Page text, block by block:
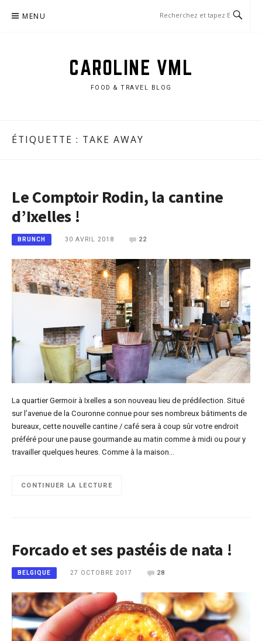
MENU
CAROLINE VML
FOOD & TRAVEL BLOG
ÉTIQUETTE : TAKE AWAY
Le Comptoir Rodin, la cantine
d’Ixelles !
BRUNCH 30 AVRIL 2018 22
La quartier Germoir à Ixelles a son nouveau lieu de prédilection. Situé
sur l’avenue de la Couronne connue pour ses nombreux bâtiments de
bureaux, cette nouvelle cantine / café sera à coup sûr votre endroit
préféré pour une pause gourmande au matin comme à midi ou pour y
travailler quelques heures. Comme à la maison…
CONTINUER LA LECTURE
Forcado et ses pastéis de nata !
BELGIQUE 27 OCTOBRE 2017 28